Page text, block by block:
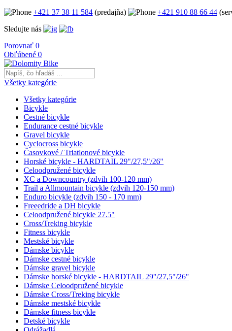
+421 37 38 11 584 (predajňa) +421 910 88 66 44
Sledujte nás
Porovnať 0
Obľúbené 0
Všetky kategórie
Všetky kategórie
Bicykle
Cestné bicykle
Endurance cestné bicykle
Gravel bicykle
Cyclocross bicykle
Časovkové / Triatlonové bicykle
Horské bicykle - HARDTAIL 29"/27,5"/26"
Celoodpružené bicykle
XC a Downcountry (zdvih 100-120 mm)
Trail a Allmountain bicykle (zdvih 120-150 mm)
Enduro bicykle (zdvih 150 - 170 mm)
Freeedride a DH bicykle
Celoodpružené bicykle 27.5"
Cross/Treking bicykle
Fitness bicykle
Mestské bicykle
Dámske bicykle
Dámske cestné bicykle
Dámske gravel bicykle
Dámske horské bicykle - HARDTAIL 29"/27,5"/26"
Dámske Celoodpružené bicykle
Dámske Cross/Treking bicykle
Dámske mestské bicykle
Dámske fitness bicykle
Detské bicykle